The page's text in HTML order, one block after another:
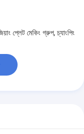
প্লেট মেকিং গ্রুপ, চ্যাংপিং